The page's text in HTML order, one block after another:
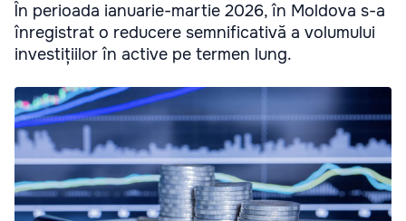
În perioada ianuarie-martie 2026, în Moldova s-a
înregistrat o reducere semnificativă a volumului
investițiilor în active pe termen lung.